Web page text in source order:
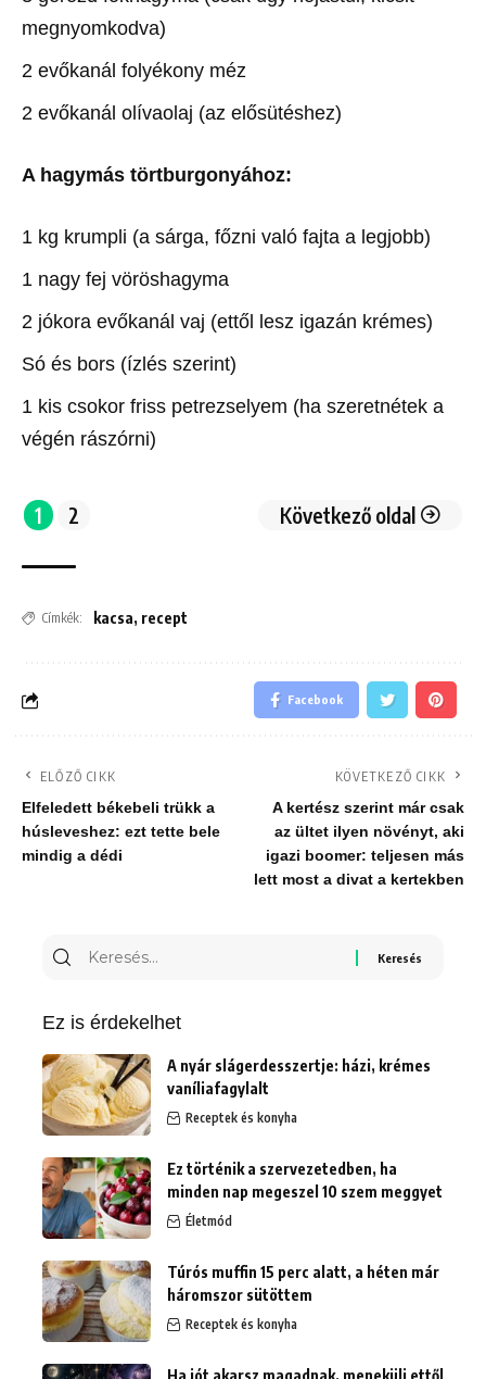
megnyomkodva)
2 evőkanál folyékony méz
2 evőkanál olívaolaj (az elősütéshez)
A hagymás törtburgonyához:
1 kg krumpli (a sárga, főzni való fajta a legjobb)
1 nagy fej vöröshagyma
2 jókora evőkanál vaj (ettől lesz igazán krémes)
Só és bors (ízlés szerint)
1 kis csokor friss petrezselyem (ha szeretnétek a
végén rászórni)
1 2 Következő oldal
Címkék: kacsa, recept
Facebook
ELŐZŐ CIKK
Elfeledett békebeli trükk a
húsleveshez: ezt tette bele
mindig a dédi
KÖVETKEZŐ CIKK
A kertész szerint már csak
az ültet ilyen növényt, aki
igazi boomer: teljesen más
lett most a divat a kertekben
Keresés
Ez is érdekelhet
A nyár slágerdesszertje: házi, krémes
vaníliafagylalt
Receptek és konyha
Ez történik a szervezetedben, ha
minden nap megeszel 10 szem meggyet
Életmód
Túrós muffin 15 perc alatt, a héten már
háromszor sütöttem
Receptek és konyha